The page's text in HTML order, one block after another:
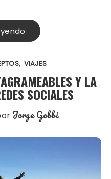
VIAJES
Y LA
SOCIALES
Jorge Gobbi